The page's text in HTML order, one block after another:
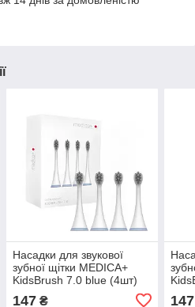
Насадки для звукової
зубної щітки MEDICA+
KidsBrush 7.0 blue (4шт)
147₴ 147